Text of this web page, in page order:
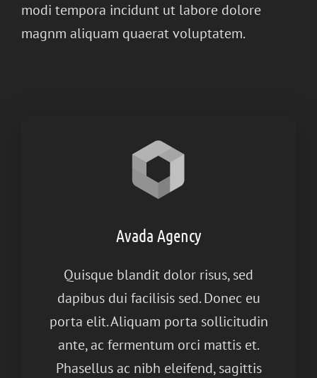
modi tempora incidunt ut labore dolore
magnm aliquam quaerat voluptatem.
Avada Agency
Quisque blandit dolor risus, sed
dapibus dui facilisis sed. Donec eu
porta elit. Aliquam porta sollicitudin
ante, ac fermentum orci mattis et.
Phasellus ac nibh eleifend, sagittis